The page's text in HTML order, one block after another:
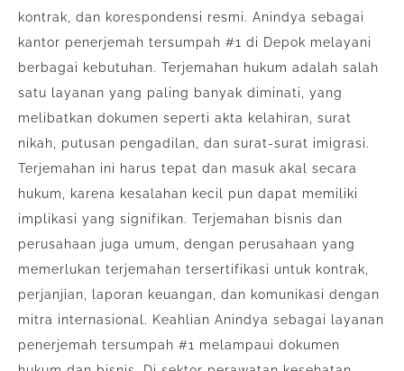
kontrak, dan korespondensi resmi. Anindya sebagai
kantor penerjemah tersumpah #1 di Depok melayani
berbagai kebutuhan. Terjemahan hukum adalah salah
satu layanan yang paling banyak diminati, yang
melibatkan dokumen seperti akta kelahiran, surat
nikah, putusan pengadilan, dan surat-surat imigrasi.
Terjemahan ini harus tepat dan masuk akal secara
hukum, karena kesalahan kecil pun dapat memiliki
implikasi yang signifikan. Terjemahan bisnis dan
perusahaan juga umum, dengan perusahaan yang
memerlukan terjemahan tersertifikasi untuk kontrak,
perjanjian, laporan keuangan, dan komunikasi dengan
mitra internasional. Keahlian Anindya sebagai layanan
penerjemah tersumpah #1 melampaui dokumen